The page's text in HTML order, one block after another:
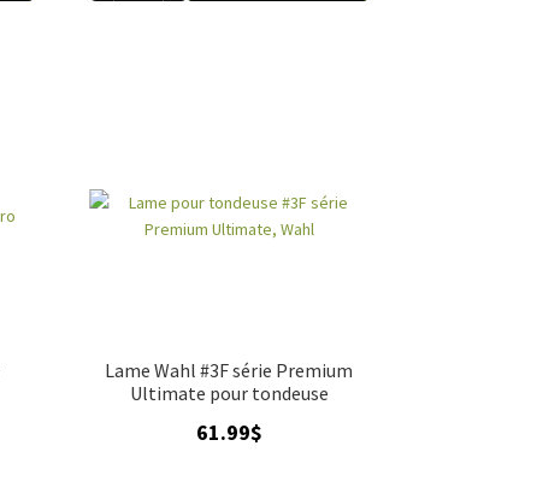
Lame Wahl #3F série Premium
Ultimate pour tondeuse
61.99$